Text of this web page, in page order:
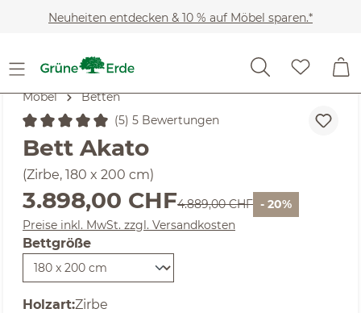
Zum Hauptinhalt springen
Neuheiten entdecken & 10 % auf Möbel sparen.*
Möbel Betten
Durchschnittliche Bewertung von 5 von 5 Sternen
(5) 5 Bewertungen
Bett Akato
(Zirbe, 180 x 200 cm)
Verkaufspreis:
3.898,00 CHFRegulärer Preis:
4.889,00 CHF - 20%
Preise inkl. MwSt. zzgl. Versandkosten
Bettgröße
auswählen
Holzartauswählen
:Zirbe